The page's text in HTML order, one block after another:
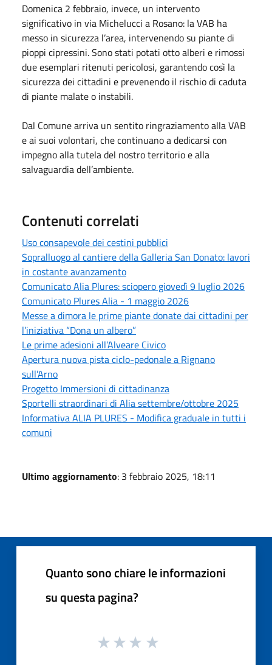
Domenica 2 febbraio, invece, un intervento
significativo in via Michelucci a Rosano: la VAB ha
messo in sicurezza l’area, intervenendo su piante di
pioppi cipressini. Sono stati potati otto alberi e rimossi
due esemplari ritenuti pericolosi, garantendo così la
sicurezza dei cittadini e prevenendo il rischio di caduta
di piante malate o instabili.
Dal Comune arriva un sentito ringraziamento alla VAB
e ai suoi volontari, che continuano a dedicarsi con
impegno alla tutela del nostro territorio e alla
salvaguardia dell’ambiente.
Contenuti correlati
Uso consapevole dei cestini pubblici
Sopralluogo al cantiere della Galleria San Donato: lavori
in costante avanzamento
Comunicato Alia Plures: sciopero giovedì 9 luglio 2026
Comunicato Plures Alia - 1 maggio 2026
Messe a dimora le prime piante donate dai cittadini per
l’iniziativa “Dona un albero”
Le prime adesioni all’Alveare Civico
Apertura nuova pista ciclo-pedonale a Rignano
sull’Arno
Progetto Immersioni di cittadinanza
Sportelli straordinari di Alia settembre/ottobre 2025
Informativa ALIA PLURES - Modifica graduale in tutti i
comuni
Ultimo aggiornamento: 3 febbraio 2025, 18:11
Quanto sono chiare le informazioni
su questa pagina?